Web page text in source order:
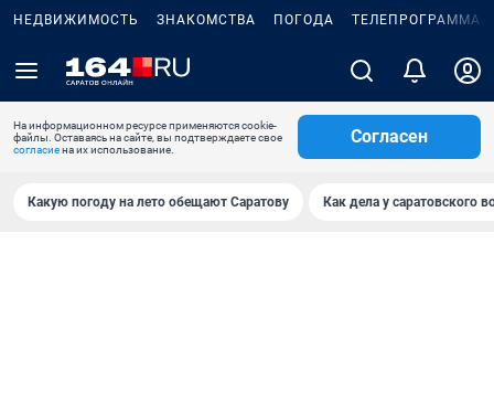
НЕДВИЖИМОСТЬ ЗНАКОМСТВА ПОГОДА ТЕЛЕПРОГРАММА
На информационном ресурсе применяются cookie-
файлы. Оставаясь на сайте, вы подтверждаете свое
согласиена их использование.
Согласен
Какую погоду на лето обещают Саратову Как дела у саратовского